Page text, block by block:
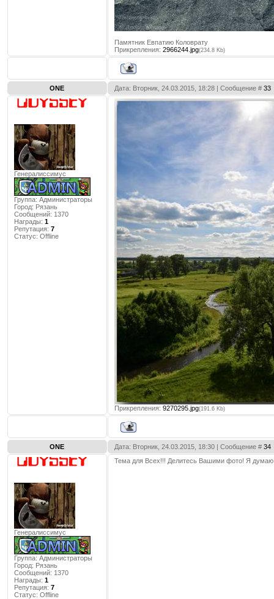
Памятник Евпатию Коловрату
Прикрепления: 2966244.jpg(234.8 Kb)
ONE Дата: Вторник, 24.03.2015, 18:28 | Сообщение # 33
Генералиссимус
Группа: Администраторы
Город: Рязань
Сообщений: 1370
Награды: 1
Репутация: 7
Статус: Offline
Прикрепления: 9270295.jpg(191.6 Kb)
ONE Дата: Вторник, 24.03.2015, 18:30 | Сообщение # 34
Генералиссимус
Группа: Администраторы
Город: Рязань
Сообщений: 1370
Награды: 1
Репутация: 7
Статус: Offline
Тема для Всех!!! Делитесь Вашими фото! Я